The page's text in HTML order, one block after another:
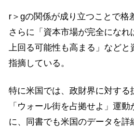
r＞gの関係が成り立つことで格
さらに「資本市場が完全になれ
上回る可能性も高まる」など
指摘している。
特に米国では、政財界に対する
「ウォール街を占拠せよ」運動
に、同書でも米国のデータを詳